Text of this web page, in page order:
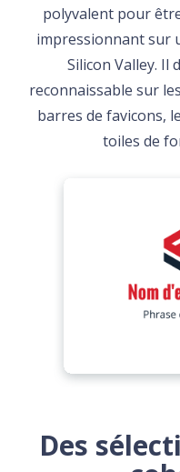
polyvalent pour
impressionnant sur
Silicon Valley. Il
reconnaissable sur
barres de favicons,
toiles de
Des